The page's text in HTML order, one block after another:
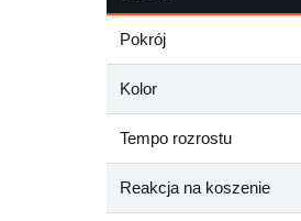
Pokrój
Kolor
Tempo rozrostu
Reakcja na koszenie